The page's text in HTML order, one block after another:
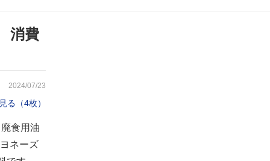
消費
2024/07/23
る（4枚）
食用油
ネーズ